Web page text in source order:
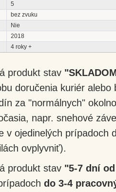
5
bez zvuku
Nie
2018
4 roky +
produkt stav
doručenia kuriér
za "normálnych"
napr. snehové
v ojedinelých prípadoch
ovplyvniť).
produkt stav "5-7 dní
do 3-4